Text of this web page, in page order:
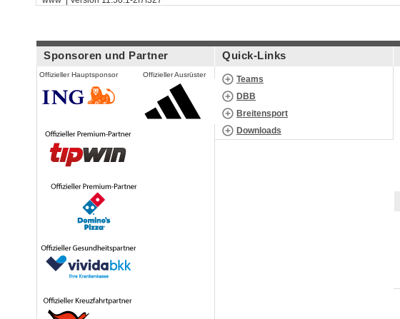
Sponsoren und Partner
Offizieller Hauptsponsor Offizieller Ausrüster
Quick-Links
Teams
DBB
Breitensport
Downloads